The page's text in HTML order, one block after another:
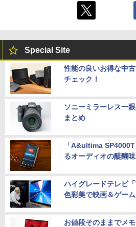
Special Site
性能の良いお得な中
チェック！
ソニーミラーレス一
まとめ
「A&ultima
るオーディオの醍醐味
ハイグレードテレビ
色彩美で映画＆ゲー
お値段そのままでメ